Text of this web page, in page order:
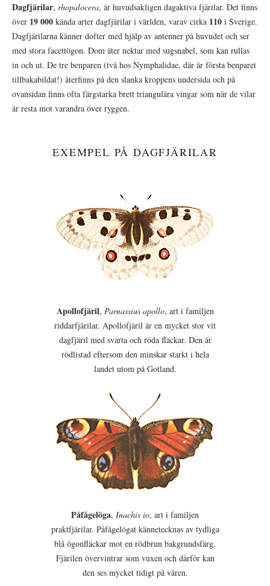
Dagfjärilar, rhopalocera, är huvudsakligen dagaktiva fjärilar. Det finns
över 19 000 kända arter dagfjärilar i världen, varav cirka 110 i Sverige.
Dagfjärilarna känner dofter med hjälp av antenner på huvudet och ser
med stora facettögon. Dom äter nektar med sugsnabel, som kan rullas
in och ut. De tre benparen (två hos Nymphalidae, där är första benparet
tillbakabildat!) återfinns på den slanka kroppens undersida och på
ovansidan finns ofta färgstarka brett triangulära vingar som när de vilar
är resta mot varandra över ryggen.
EXEMPEL PÅ DAGFJÄRILAR
Apollofjäril, Parnassius apollo, art i familjen
riddarfjärilar. Apollofjäril är en mycket stor vit
dagfjäril med svarta och röda fläckar. Den är
rödlistad eftersom den minskar starkt i hela
landet utom på Gotland.
Påfågelöga, Inachis io, art i familjen
praktfjärilar. Påfågelögat kännetecknas av tydliga
blå ögonfläckar mot en rödbrun bakgrundsfärg.
Fjärilen övervintrar som vuxen och därför kan
den ses mycket tidigt på våren.